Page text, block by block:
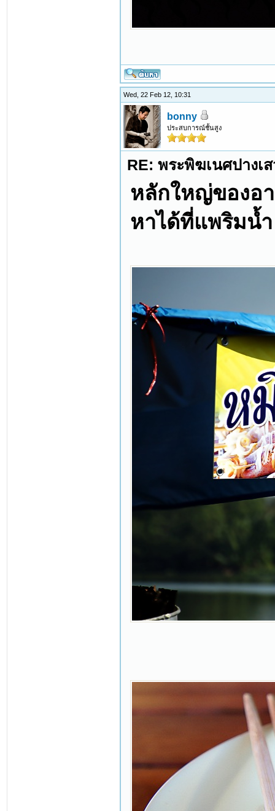
Wed, 22 Feb 12, 10:31
bonny
ประสบการณ์ชั้นสูง
RE: พระพิฆเนศปางเ
หลักใหญ่ของอ
หาได้ที่แพริมน้